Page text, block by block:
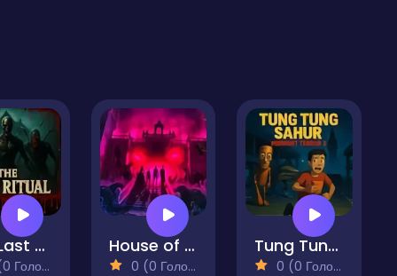
The Last Ritual House of 1000 Doors: Evil Inside
0 (0 Голосів)
Tung Tung Sahur Midnight Terror 2
0 (0 Голосів)